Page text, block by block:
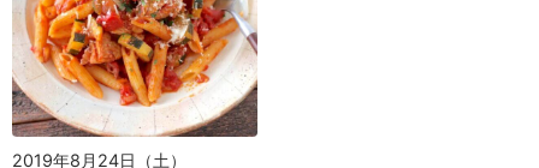
2019年8月24日（土）